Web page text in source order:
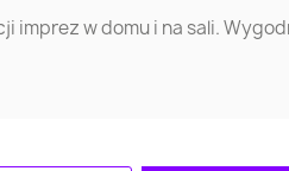
imprez w domu i na sali.